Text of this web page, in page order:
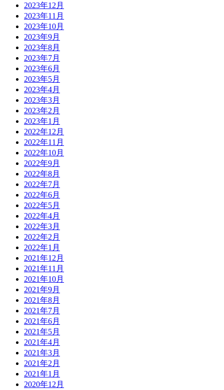
2023年12月
2023年11月
2023年10月
2023年9月
2023年8月
2023年7月
2023年6月
2023年5月
2023年4月
2023年3月
2023年2月
2023年1月
2022年12月
2022年11月
2022年10月
2022年9月
2022年8月
2022年7月
2022年6月
2022年5月
2022年4月
2022年3月
2022年2月
2022年1月
2021年12月
2021年11月
2021年10月
2021年9月
2021年8月
2021年7月
2021年6月
2021年5月
2021年4月
2021年3月
2021年2月
2021年1月
2020年12月